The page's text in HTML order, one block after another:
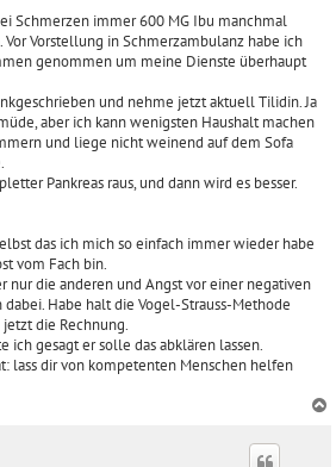
Schmerzen immer 600 MG Ibu manchmal
Vorstellung in Schmerzambulanz habe ich
genommen um meine Dienste überhaupt
und nehme jetzt aktuell Tilidin. Ja
aber ich kann wenigsten Haushalt machen
und liege nicht weinend auf dem Sofa
Pankreas raus, und dann wird es besser.
das ich mich so einfach immer wieder habe
vom Fach bin.
nur die anderen und Angst vor einer negativen
Habe halt die Vogel-Strauss-Methode
die Rechnung.
ich gesagt er solle das abklären lassen.
lass dir von kompetenten Menschen helfen